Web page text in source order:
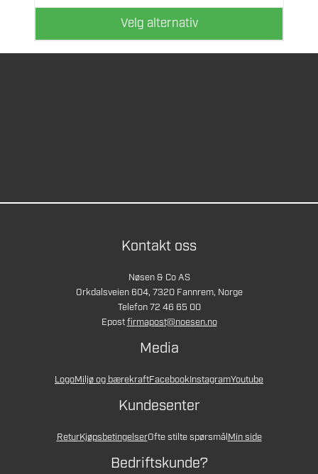
Velg alternativ
produktsiden
Kontakt oss
Nøsen & Co AS
Orkdalsveien 604, 7320 Fannrem, Norge
Telefon 72 46 65 00
Epostfirmapost@noesen.no
Media
LogoMiljø og bærekraftFacebookInstagramYoutube
Kundesenter
ReturKjøpsbetingelserOfte stilte spørsmålMin side
Bedriftskunde?